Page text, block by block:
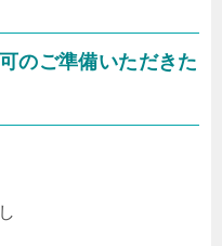
のご準備いただきた